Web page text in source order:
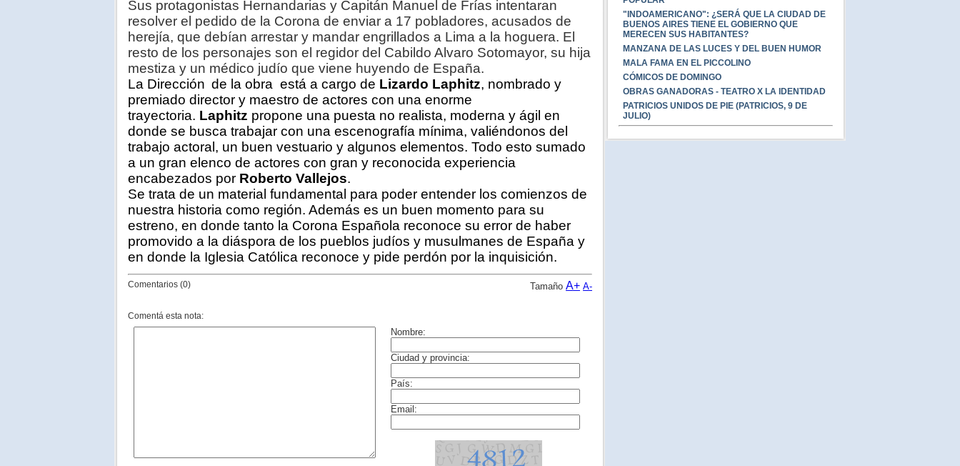
Sus protagonistas Hernandarias y Capitán Manuel de Frías intentaran
resolver el pedido de la Corona de enviar a 17 pobladores, acusados de
herejía, que debían arrestar y mandar engrillados a Lima a la hoguera. El
resto de los personajes son el regidor del Cabildo Alvaro Sotomayor, su hija
mestiza y un médico judío que viene huyendo de España.
La Dirección de la obra está a cargo de Lizardo Laphitz, nombrado y
premiado director y maestro de actores con una enorme
trayectoria. Laphitz propone una puesta no realista, moderna y ágil en
donde se busca trabajar con una escenografía mínima, valiéndonos del
trabajo actoral, un buen vestuario y algunos elementos. Todo esto sumado
a un gran elenco de actores con gran y reconocida experiencia
encabezados por Roberto Vallejos.
Se trata de un material fundamental para poder entender los comienzos de
nuestra historia como región. Además es un buen momento para su
estreno, en donde tanto la Corona Española reconoce su error de haber
promovido a la diáspora de los pueblos judíos y musulmanes de España y
en donde la Iglesia Católica reconoce y pide perdón por la inquisición.
Comentarios (0) Tamaño A+ A-
Comentá esta nota:
"INDOAMERICANO": ¿SERÁ QUE LA CIUDAD DE
BUENOS AIRES TIENE EL GOBIERNO QUE
MERECEN SUS HABITANTES?
MANZANA DE LAS LUCES Y DEL BUEN HUMOR
MALA FAMA EN EL PICCOLINO
CÓMICOS DE DOMINGO
OBRAS GANADORAS - TEATRO X LA IDENTIDAD
PATRICIOS UNIDOS DE PIE (PATRICIOS, 9 DE
JULIO)